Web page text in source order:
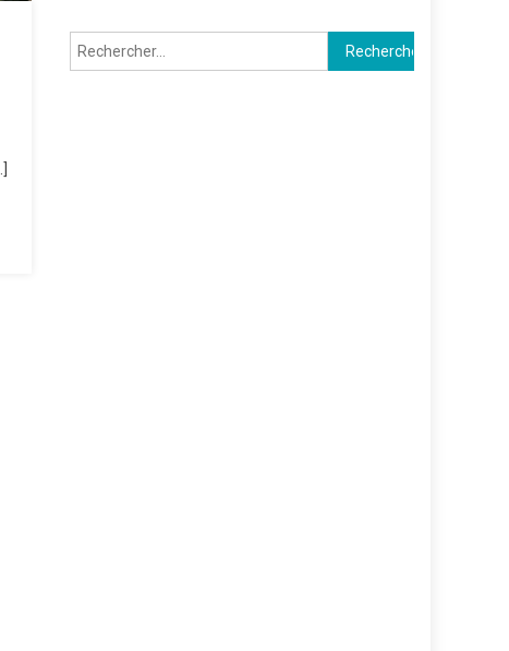
Rechercher :